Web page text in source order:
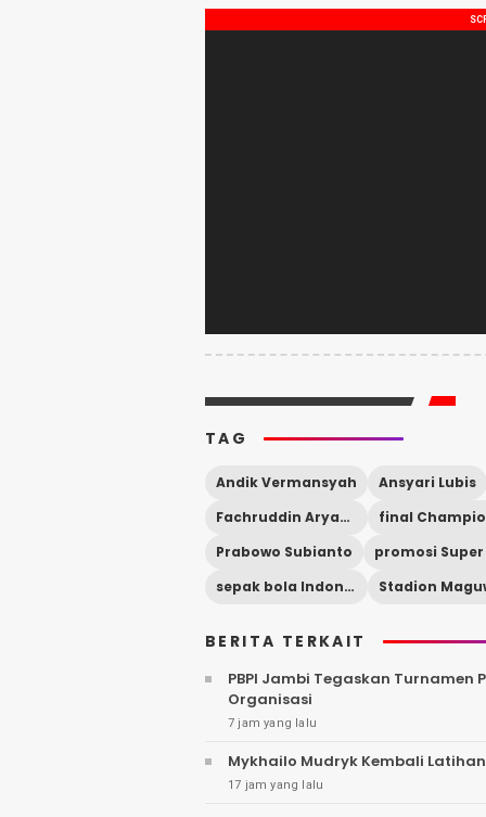
TAG
Andik Vermansyah
Ansyari Lubis
Fachruddin Aryanto
Prabowo Subianto
sepak bola Indonesia
BERITA TERKAIT
PBPI Jambi Tegaskan
Organisasi
7 jam yang lalu
Mykhailo Mudryk Kembali
17 jam yang lalu